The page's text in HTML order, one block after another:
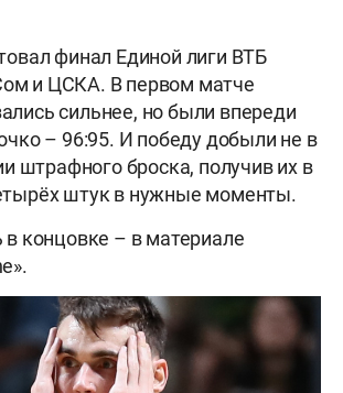
финал Единой лиги ВТБ
и ЦСКА. В первом матче
сильнее, но были впереди
– 96:95. И победу добыли не в
штрафного броска, получив их в
штук в нужные моменты.
в концовке – в материале